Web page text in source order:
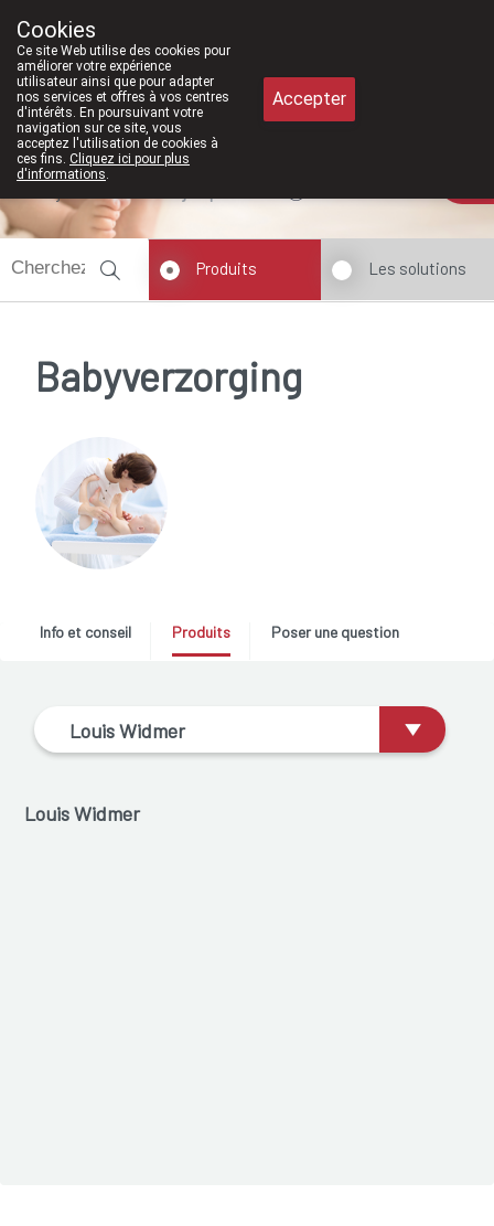
Produits Les solutions
Babyverzorging
Info et conseil Produits Poser une question
Louis Widmer
Louis Widmer
Cookies
Ce site Web utilise des cookies pour
améliorer votre expérience
utilisateur ainsi que pour adapter
nos services et offres à vos centres
d'intérêts. En poursuivant votre
navigation sur ce site, vous
acceptez l'utilisation de cookies à
ces fins. Cliquez ici pour plus
d'informations.
Accepter